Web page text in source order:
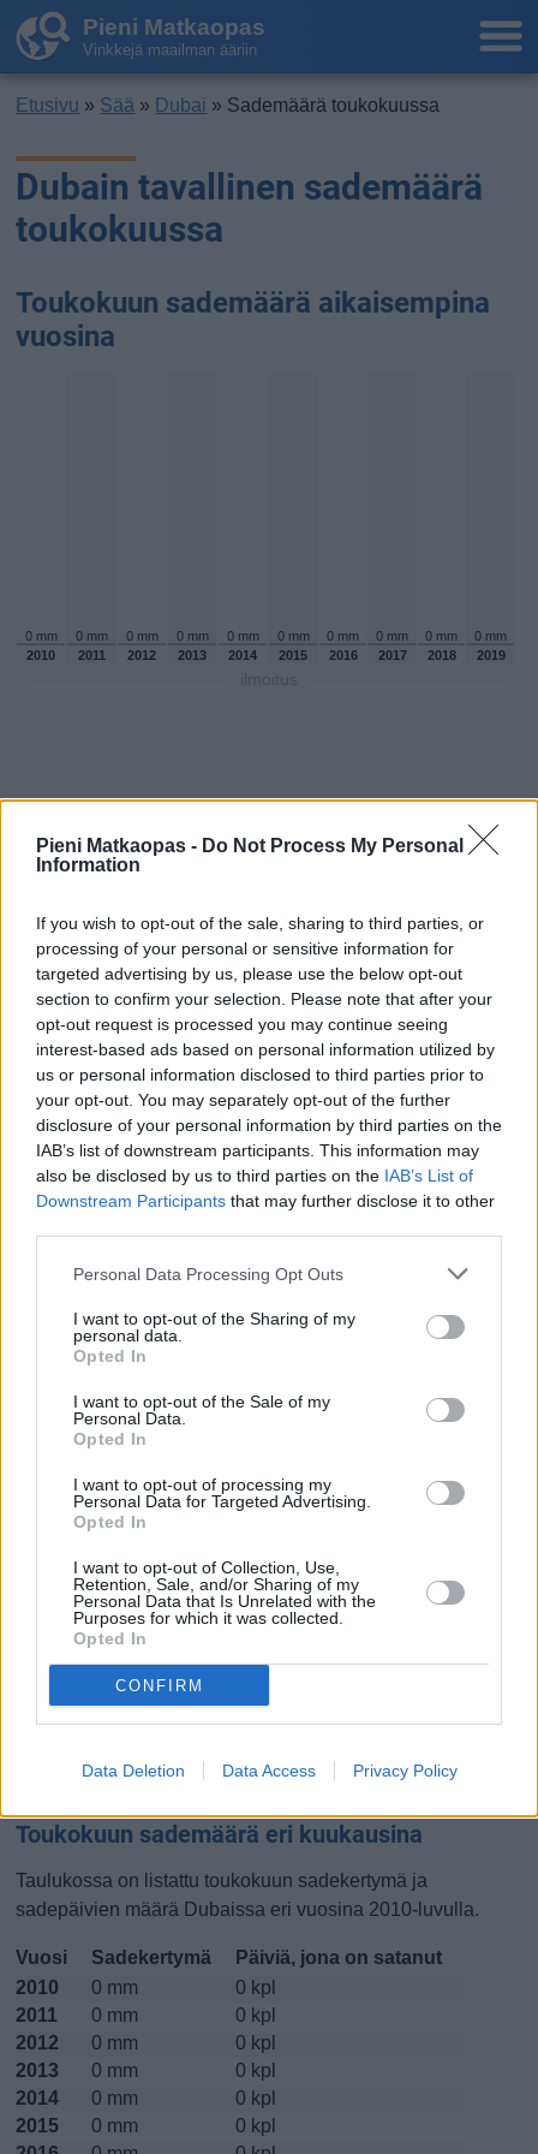
Pieni Matkaopas - Do Not Process My Personal
Information
If you wish to opt-out of the sale, sharing to third parties, or
processing of your personal or sensitive information for
targeted advertising by us, please use the below opt-out
section to confirm your selection. Please note that after your
opt-out request is processed you may continue seeing
interest-based ads based on personal information utilized by
us or personal information disclosed to third parties prior to
your opt-out. You may separately opt-out of the further
disclosure of your personal information by third parties on the
IAB’s list of downstream participants. This information may
also be disclosed by us to third parties on the IAB’s List of
Downstream Participants that may further disclose it to other
Personal Data Processing Opt Outs
I want to opt-out of the Sharing of my
personal data.
Opted In
I want to opt-out of the Sale of my
Personal Data.
Opted In
I want to opt-out of processing my
Personal Data for Targeted Advertising.
Opted In
I want to opt-out of Collection, Use,
Retention, Sale, and/or Sharing of my
Personal Data that Is Unrelated with the
Purposes for which it was collected.
Opted In
CONFIRM
Data Deletion Data Access Privacy Policy
Pieni Matkaopas
Vinkkejä maailman ääriin
Etusivu » Sää » Dubai » Sademäärä toukokuussa
Dubain tavallinen sademäärä
toukokuussa
Toukokuun sademäärä aikaisempina
vuosina
0 mm 0 mm 0 mm 0 mm 0 mm 0 mm 0 mm 0 mm 0 mm
0 mm
2010
2011 2012 2013 2014 2015 2016 2017 2018 2019
Sadepäivien määärä toukokuussa
aikaisempina vuosina
0 kpl
Entä muut kuukaudet? Miten paljon Dubaissa
Tammikuussa Helmikuussa Maaliskuussa
Huhtikuussa Toukokuussa
Heinäkuussa Elokuussa Syyskuussa
Lokakuussa
Kiinnostavatko lämpötilat?
lämmintä Dubaissa on ollut toukokuussa
Toukokuun sademäärä eri kuukausina
Taulukossa on listattu toukokuun sadekertymä ja
sadepäivien määrä Dubaissa eri vuosina 2010-luvulla.
Vuosi Sadekertymä
Päiviä, jona on satanut
2010
0 mm
0 kpl
2011
0 mm
0 kpl
2012
0 mm
0 kpl
2013
0 mm
0 kpl
2014
0 mm
0 kpl
2015
0 mm
0 kpl